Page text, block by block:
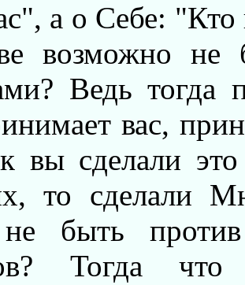
а о Себе:
возможно
Ведь тогда
вас,
вы сделали
то сделали
быть
Тогда